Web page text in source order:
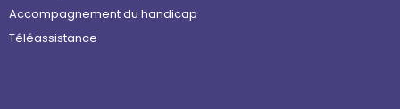
Accompagnement du handicap
Téléassistance